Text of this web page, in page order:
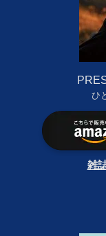
ひ
雑